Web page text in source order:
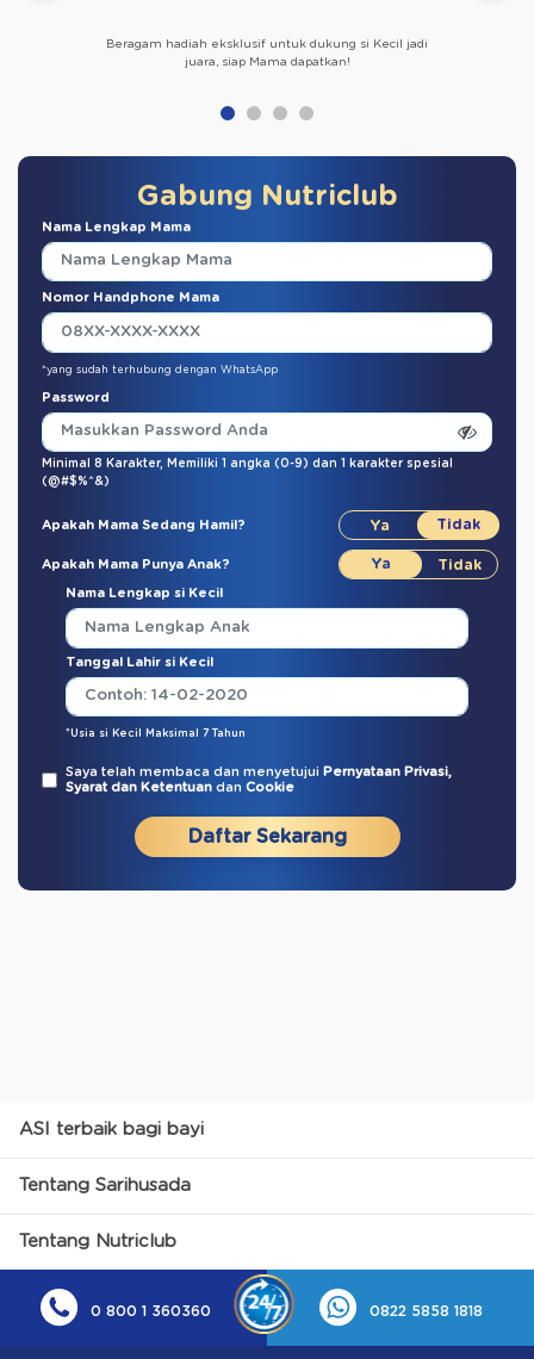
Beragam hadiah eksklusif untuk dukung si Kecil jadi
juara, siap Mama dapatkan!
Gabung Nutriclub
Nama Lengkap Mama
Nomor Handphone Mama
*yang sudah terhubung dengan WhatsApp
Password
Minimal 8 Karakter, Memiliki 1 angka (0-9) dan 1 karakter spesial
(@#$%^&)
Apakah Mama Sedang Hamil?
Apakah Mama Punya Anak?
Nama Lengkap si Kecil
Tanggal Lahir si Kecil
*Usia si Kecil Maksimal 7 Tahun
Saya telah membaca dan menyetujui Pernyataan Privasi,
Syarat dan Ketentuan dan Cookie
Daftar Sekarang
ASI terbaik bagi bayi
Tentang Sarihusada
Tentang Nutriclub
0 800 1 360360 0822 5858 1818